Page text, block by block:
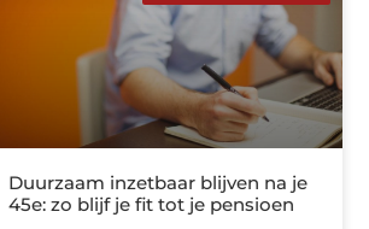
Duurzaam inzetbaar blijven na je
45e: zo blijf je fit tot je pensioen